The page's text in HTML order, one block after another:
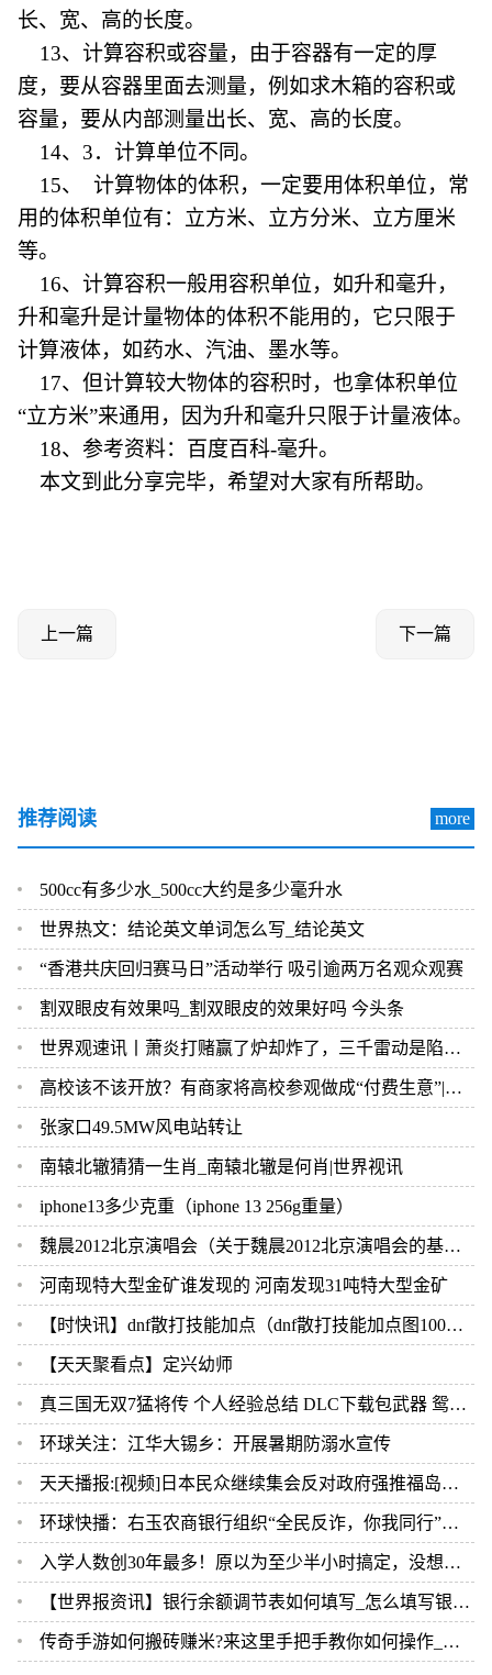
长、宽、高的长度。
13、计算容积或容量，由于容器有一定的厚
度，要从容器里面去测量，例如求木箱的容积或
容量，要从内部测量出长、宽、高的长度。
14、3．计算单位不同。
15、 计算物体的体积，一定要用体积单位，常
用的体积单位有：立方米、立方分米、立方厘米
等。
16、计算容积一般用容积单位，如升和毫升，
升和毫升是计量物体的体积不能用的，它只限于
计算液体，如药水、汽油、墨水等。
17、但计算较大物体的容积时，也拿体积单位
“立方米”来通用，因为升和毫升只限于计量液体。
18、参考资料：百度百科-毫升。
本文到此分享完毕，希望对大家有所帮助。
上一篇 下一篇
推荐阅读 more
500cc有多少水_500cc大约是多少毫升水
世界热文：结论英文单词怎么写_结论英文
“香港共庆回归赛马日”活动举行 吸引逾两万名观众观赛
割双眼皮有效果吗_割双眼皮的效果好吗 今头条
世界观速讯丨萧炎打赌赢了炉却炸了，三千雷动是陷阱，官方算盘打错了
高校该不该开放？有商家将高校参观做成“付费生意”|报资讯
张家口49.5MW风电站转让
南辕北辙猜猜一生肖_南辕北辙是何肖|世界视讯
iphone13多少克重（iphone 13 256g重量）
魏晨2012北京演唱会（关于魏晨2012北京演唱会的基本详情介绍）
河南现特大型金矿谁发现的 河南发现31吨特大型金矿
【时快讯】dnf散打技能加点（dnf散打技能加点图100级）
【天天聚看点】定兴幼师
真三国无双7猛将传 个人经验总结 DLC下载包武器 鸳鸯钺
环球关注：江华大锡乡：开展暑期防溺水宣传
天天播报:[视频]日本民众继续集会反对政府强推福岛核污染水排海
环球快播：右玉农商银行组织“全民反诈，你我同行”主题宣传活动
入学人数创30年最多！原以为至少半小时搞定，没想到……小学新生入学今天现场核验，很多家长直呼太意外 今热点
【世界报资讯】银行余额调节表如何填写_怎么填写银行余额调节表
传奇手游如何搬砖赚米?来这里手把手教你如何操作_当前速看